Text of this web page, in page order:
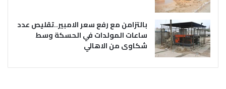
بالتزامن مع رفع سعر الامبير..تقليص عدد
ساعات المولدات في الحسكة وسط
شكاوى من الاهالي